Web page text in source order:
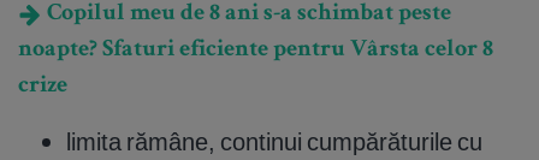
Copilul meu de 8 ani s-a schimbat peste
noapte? Sfaturi eficiente pentru Vârsta celor 8
crize
limita rămâne, continui cumpărăturile cu